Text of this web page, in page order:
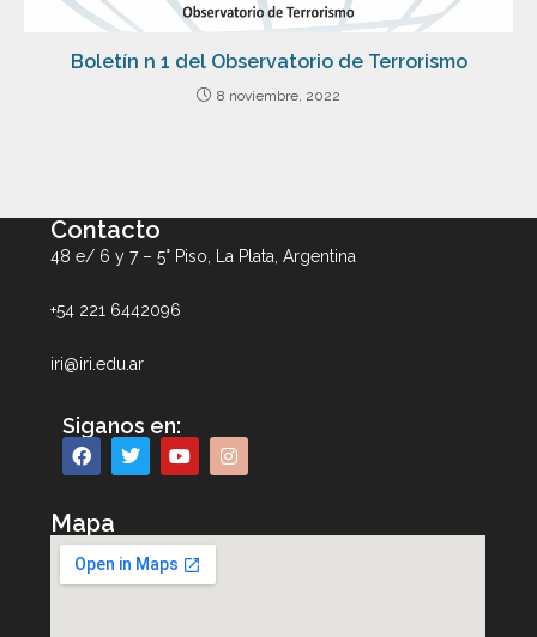
Boletín n 1 del Observatorio de Terrorismo
8 noviembre, 2022
Contacto
48 e/ 6 y 7 – 5° Piso, La Plata, Argentina
+54 221 6442096
iri@iri.edu.ar
Siganos en:
Mapa